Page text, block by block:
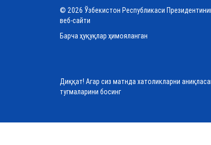
© 2026 Ўзбекистон Республикаси
веб-сайти
Барча ҳуқуқлар ҳимояланган
Диққат! Агар сиз матнда хатоликларни
тугмаларини босинг